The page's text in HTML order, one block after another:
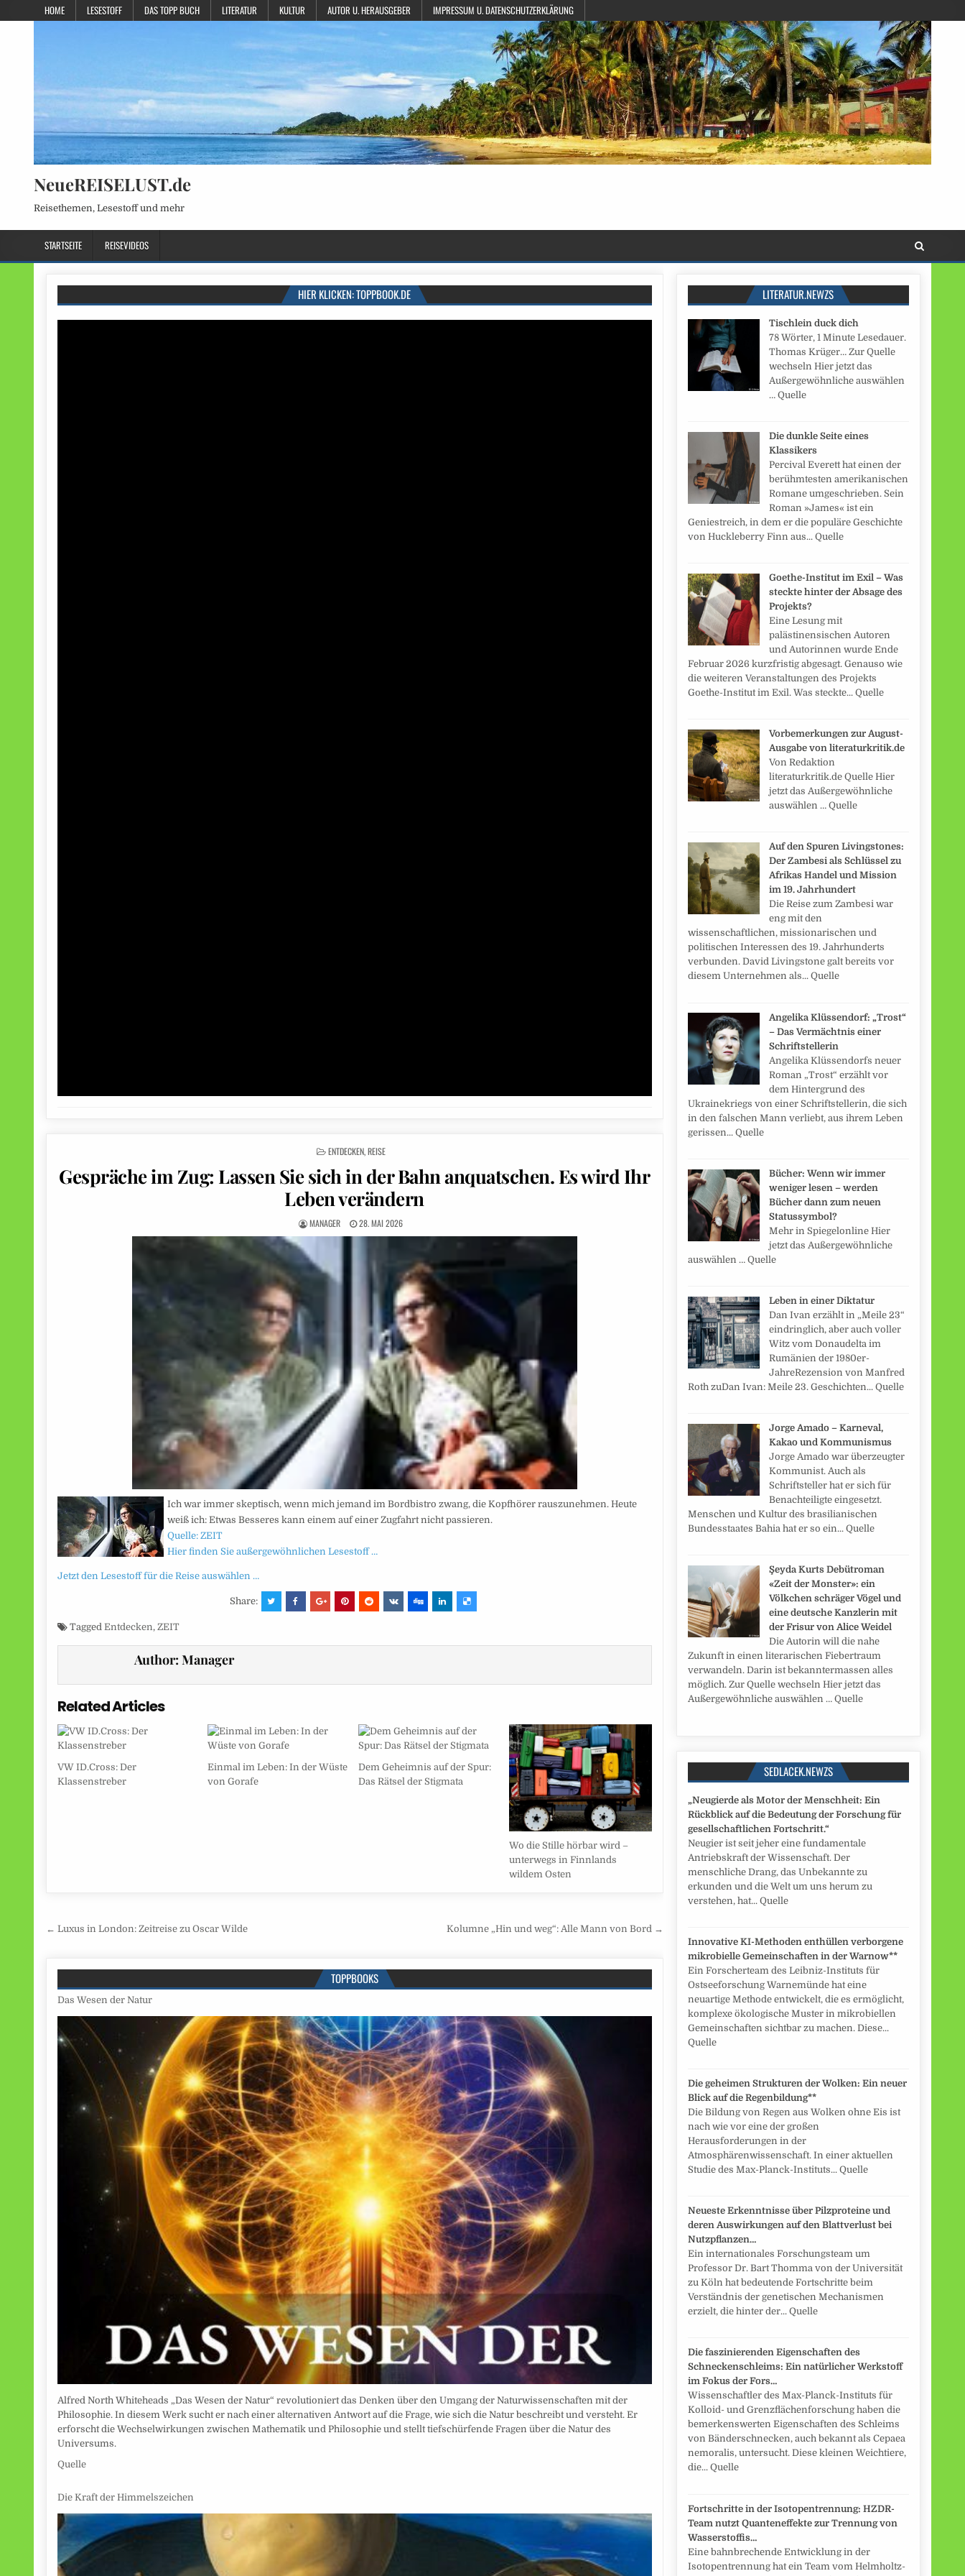
HOME LESESTOFF DAS TOPP BUCH LITERATUR KULTUR AUTOR U. HERAUSGEBER IMPRESSUM U. DATENSCHUTZERKLÄRUNG
NeueREISELUST.de
Reisethemen, Lesestoff und mehr
STARTSEITE REISEVIDEOS
HIER KLICKEN: TOPPBOOK.DE
POSTED
ENTDECKEN,REISE
Gespräche im Zug: Lassen Sie sich in der Bahn anquatschen. Es wird Ihr
Leben verändern
MANAGER 28. MAI 2026
Ich war immer skeptisch, wenn mich jemand im Bordbistro zwang, die Kopfhörer rauszunehmen. Heute
weiß ich: Etwas Besseres kann einem auf einer Zugfahrt nicht passieren.
Quelle: ZEIT
Hier finden Sie außergewöhnlichen Lesestoff …
Jetzt den Lesestoff für die Reise auswählen …
Share:
Tagged Entdecken, ZEIT
Author:Manager
Related Articles
VW ID.Cross: Der
Klassenstreber
Einmal im Leben: In der Wüste
von Gorafe
Dem Geheimnis auf der Spur:
Das Rätsel der Stigmata
Wo die Stille hörbar wird –
unterwegs in Finnlands
wildem Osten
Beitragsnavigation
← Luxus in London: Zeitreise zu Oscar Wilde Kolumne „Hin und weg“: Alle Mann von Bord →
TOPPBOOKS
Das Wesen der Natur
Alfred North Whiteheads „Das Wesen der Natur“ revolutioniert das Denken über den Umgang der Naturwissenschaften mit der
Philosophie. In diesem Werk sucht er nach einer alternativen Antwort auf die Frage, wie sich die Natur beschreibt und versteht. Er
erforscht die Wechselwirkungen zwischen Mathematik und Philosophie und stellt tiefschürfende Fragen über die Natur des
Universums.
Quelle
Die Kraft der Himmelszeichen
LITERATUR.NEWZS
Tischlein duck dich
78 Wörter, 1 Minute Lesedauer.
Thomas Krüger… Zur Quelle
wechseln Hier jetzt das
Außergewöhnliche auswählen
… Quelle
Die dunkle Seite eines
Klassikers
Percival Everett hat einen der
berühmtesten amerikanischen
Romane umgeschrieben. Sein
Roman »James« ist ein
Geniestreich, in dem er die populäre Geschichte
von Huckleberry Finn aus... Quelle
Goethe-Institut im Exil – Was
steckte hinter der Absage des
Projekts?
Eine Lesung mit
palästinensischen Autoren
und Autorinnen wurde Ende
Februar 2026 kurzfristig abgesagt. Genauso wie
die weiteren Veranstaltungen des Projekts
Goethe-Institut im Exil. Was steckte... Quelle
Vorbemerkungen zur August-
Ausgabe von literaturkritik.de
Von Redaktion
literaturkritik.de Quelle Hier
jetzt das Außergewöhnliche
auswählen … Quelle
Auf den Spuren Livingstones:
Der Zambesi als Schlüssel zu
Afrikas Handel und Mission
im 19. Jahrhundert
Die Reise zum Zambesi war
eng mit den
wissenschaftlichen, missionarischen und
politischen Interessen des 19. Jahrhunderts
verbunden. David Livingstone galt bereits vor
diesem Unternehmen als... Quelle
Angelika Klüssendorf: „Trost“
– Das Vermächtnis einer
Schriftstellerin
Angelika Klüssendorfs neuer
Roman „Trost“ erzählt vor
dem Hintergrund des
Ukrainekriegs von einer Schriftstellerin, die sich
in den falschen Mann verliebt, aus ihrem Leben
gerissen... Quelle
Bücher: Wenn wir immer
weniger lesen – werden
Bücher dann zum neuen
Statussymbol?
Mehr in Spiegelonline Hier
jetzt das Außergewöhnliche
auswählen … Quelle
Leben in einer Diktatur
Dan Ivan erzählt in „Meile 23“
eindringlich, aber auch voller
Witz vom Donaudelta im
Rumänien der 1980er-
JahreRezension von Manfred
Roth zuDan Ivan: Meile 23. Geschichten... Quelle
Jorge Amado – Karneval,
Kakao und Kommunismus
Jorge Amado war überzeugter
Kommunist. Auch als
Schriftsteller hat er sich für
Benachteiligte eingesetzt.
Menschen und Kultur des brasilianischen
Bundesstaates Bahia hat er so ein... Quelle
Şeyda Kurts Debütroman
«Zeit der Monster»: ein
Völkchen schräger Vögel und
eine deutsche Kanzlerin mit
der Frisur von Alice Weidel
Die Autorin will die nahe
Zukunft in einen literarischen Fiebertraum
verwandeln. Darin ist bekanntermassen alles
möglich. Zur Quelle wechseln Hier jetzt das
Außergewöhnliche auswählen … Quelle
SEDLACEK.NEWZS
„Neugierde als Motor der Menschheit: Ein
Rückblick auf die Bedeutung der Forschung für
gesellschaftlichen Fortschritt.“
Neugier ist seit jeher eine fundamentale
Antriebskraft der Wissenschaft. Der
menschliche Drang, das Unbekannte zu
erkunden und die Welt um uns herum zu
verstehen, hat... Quelle
Innovative KI-Methoden enthüllen verborgene
mikrobielle Gemeinschaften in der Warnow**
Ein Forscherteam des Leibniz-Instituts für
Ostseeforschung Warnemünde hat eine
neuartige Methode entwickelt, die es ermöglicht,
komplexe ökologische Muster in mikrobiellen
Gemeinschaften sichtbar zu machen. Diese...
Quelle
Die geheimen Strukturen der Wolken: Ein neuer
Blick auf die Regenbildung**
Die Bildung von Regen aus Wolken ohne Eis ist
nach wie vor eine der großen
Herausforderungen in der
Atmosphärenwissenschaft. In einer aktuellen
Studie des Max-Planck-Instituts... Quelle
Neueste Erkenntnisse über Pilzproteine und
deren Auswirkungen auf den Blattverlust bei
Nutzpflanzen…
Ein internationales Forschungsteam um
Professor Dr. Bart Thomma von der Universität
zu Köln hat bedeutende Fortschritte beim
Verständnis der genetischen Mechanismen
erzielt, die hinter der... Quelle
Die faszinierenden Eigenschaften des
Schneckenschleims: Ein natürlicher Werkstoff
im Fokus der Fors…
Wissenschaftler des Max-Planck-Instituts für
Kolloid- und Grenzflächenforschung haben die
bemerkenswerten Eigenschaften des Schleims
von Bänderschnecken, auch bekannt als Cepaea
nemoralis, untersucht. Diese kleinen Weichtiere,
die... Quelle
Fortschritte in der Isotopentrennung: HZDR-
Team nutzt Quanteneffekte zur Trennung von
Wasserstoffis…
Eine bahnbrechende Entwicklung in der
Isotopentrennung hat ein Team vom Helmholtz-